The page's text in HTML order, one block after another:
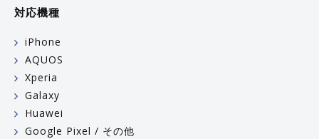
対応機種
iPhone
AQUOS
Xperia
Galaxy
Huawei
Google Pixel / その他